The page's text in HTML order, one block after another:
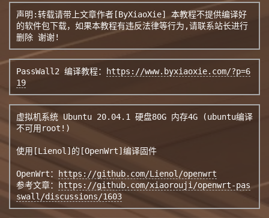
声明:转载请带上文章作者[ByXiaoXie] 本教程不提供编译好
的软件包下载，如果本教程有违反法律等行为,请联系站长进行
PassWall2 编译教程： https://www.byxiaoxie.com/?p=6
19
虚拟机系统 Ubuntu 20.04.1 硬盘80G 内存4G (ubuntu编译
不可用root!)
使用[Lienol]的[OpenWrt]编译固件
OpenWrt： https://github.com/Lienol/openwrt
参考文章： https://github.com/xiaorouji/openwrt-pas
swall/discussions/1603